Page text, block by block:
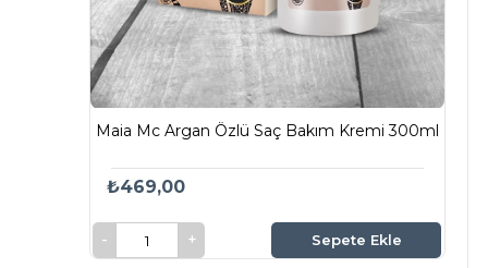
Maia Mc Argan Özlü Saç Bakım Kremi 300ml
₺469,00
Sepete Ekle